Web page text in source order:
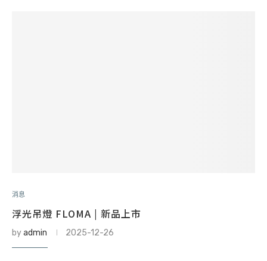
消息
浮光吊燈 FLOMA | 新品上市
byadmin 2025-12-26